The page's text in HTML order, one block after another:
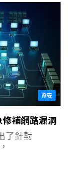
資安
補網路漏洞
了針對